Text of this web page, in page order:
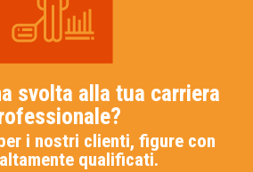
svolta alla tua carriera
i nostri clienti, figure con
qualificati.